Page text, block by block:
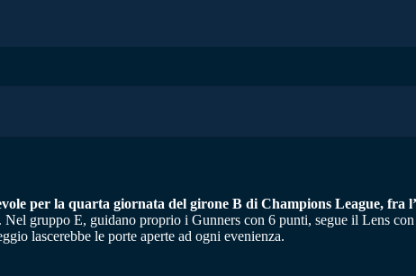
per la quarta giornata del girone B di Champions League, fra
gruppo E, guidano proprio i Gunners con 6 punti, segue il Lens
lascerebbe le porte aperte ad ogni evenienza.